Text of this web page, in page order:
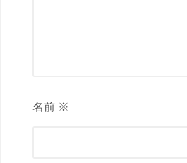
名前 ※